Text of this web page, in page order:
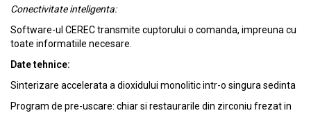
Conectivitate inteligenta:
Software-ul CEREC transmite cuptorului o comanda, impreuna cu
toate informatiile necesare.
Date tehnice:
Sinterizare accelerata a dioxidului monolitic intr-o singura sedinta
Program de pre-uscare: chiar si restaurarile din zirconiu frezat in